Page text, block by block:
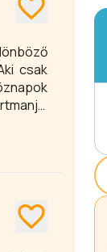
csak